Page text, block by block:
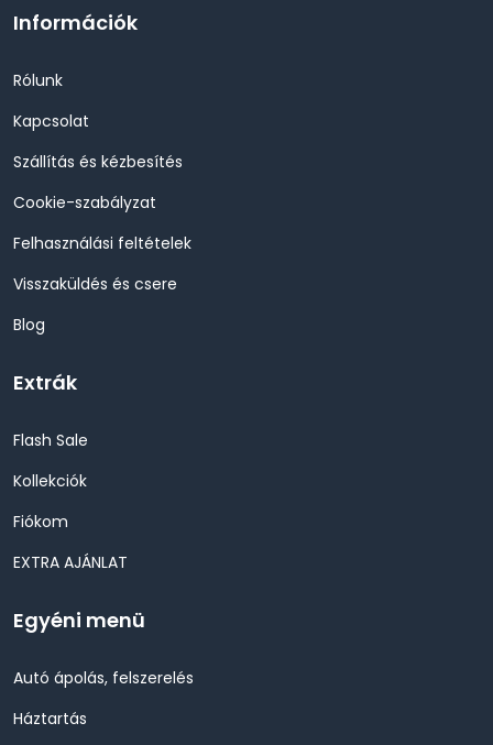
Információk
Rólunk
Kapcsolat
Szállítás és kézbesítés
Cookie-szabályzat
Felhasználási feltételek
Visszaküldés és csere
Blog
Extrák
Flash Sale
Kollekciók
Fiókom
EXTRA AJÁNLAT
Egyéni menü
Autó ápolás, felszerelés
Háztartás